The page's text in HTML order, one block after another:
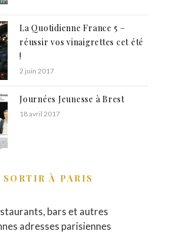
La Quotidienne France 5 –
réussir vos vinaigrettes cet été
!
2 juin 2017
Journées Jeunesse à Brest
18 avril 2017
SORTIR À PARIS
bars et autres
adresses parisiennes